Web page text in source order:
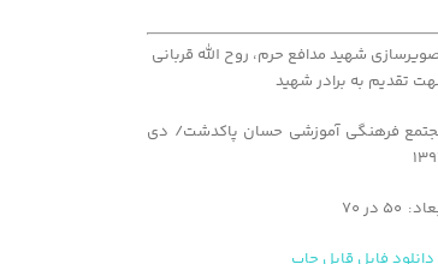
شهید مدافع حرم، روح الله قربانی
تقدیم به برادر شهید
فرهنگی آموزشی حسان پاکدشت/ دی
۵۰ در ۷۰
دانلود فایل قابل چاپ